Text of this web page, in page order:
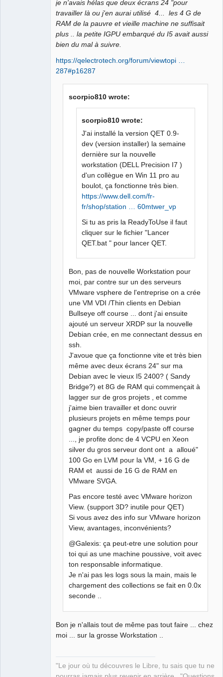
je n'avais hélas que deux écrans 24 "pour
travailler là ou j'en aurai utilisé 4... les 4 G de
RAM de la pauvre et vieille machine ne suffisait
plus .. la petite IGPU embarqué du I5 avait aussi
bien du mal à suivre.
https://qelectrotech.org/forum/viewtopi …
287#p16287
scorpio810 wrote:
scorpio810 wrote:
J'ai installé la version QET 0.9-
dev (version installer) la semaine
dernière sur la nouvelle
workstation (DELL Precision I7 )
d'un collègue en Win 11 pro au
boulot, ça fonctionne très bien.
https://www.dell.com/fr-
fr/shop/station … 60mtwer_vp
Si tu as pris la ReadyToUse il faut
cliquer sur le fichier "Lancer
QET.bat " pour lancer QET.
Bon, pas de nouvelle Workstation pour
moi, par contre sur un des serveurs
VMware vsphere de l'entreprise on a crée
une VM VDI /Thin clients en Debian
Bullseye off course ... dont j'ai ensuite
ajouté un serveur XRDP sur la nouvelle
Debian crée, en me connectant dessus en
ssh.
J'avoue que ça fonctionne vite et très bien
même avec deux écrans 24" sur ma
Debian avec le vieux I5 2400? ( Sandy
Bridge?) et 8G de RAM qui commençait à
lagger sur de gros projets , et comme
j'aime bien travailler et donc ouvrir
plusieurs projets en même temps pour
gagner du temps copy/paste off course
..., je profite donc de 4 VCPU en Xeon
silver du gros serveur dont ont a alloué"
100 Go en LVM pour la VM, + 16 G de
RAM et aussi de 16 G de RAM en
VMware SVGA.
Pas encore testé avec VMware horizon
View. (support 3D? inutile pour QET)
Si vous avez des info sur VMware horizon
View, avantages, inconvénients?
@Galexis: ça peut-etre une solution pour
toi qui as une machine poussive, voit avec
ton responsable informatique.
Je n'ai pas les logs sous la main, mais le
chargement des collections se fait en 0.0x
seconde ..
Bon je n'allais tout de même pas tout faire ... chez
moi ... sur la grosse Workstation ..
"Le jour où tu découvres le Libre, tu sais que tu ne